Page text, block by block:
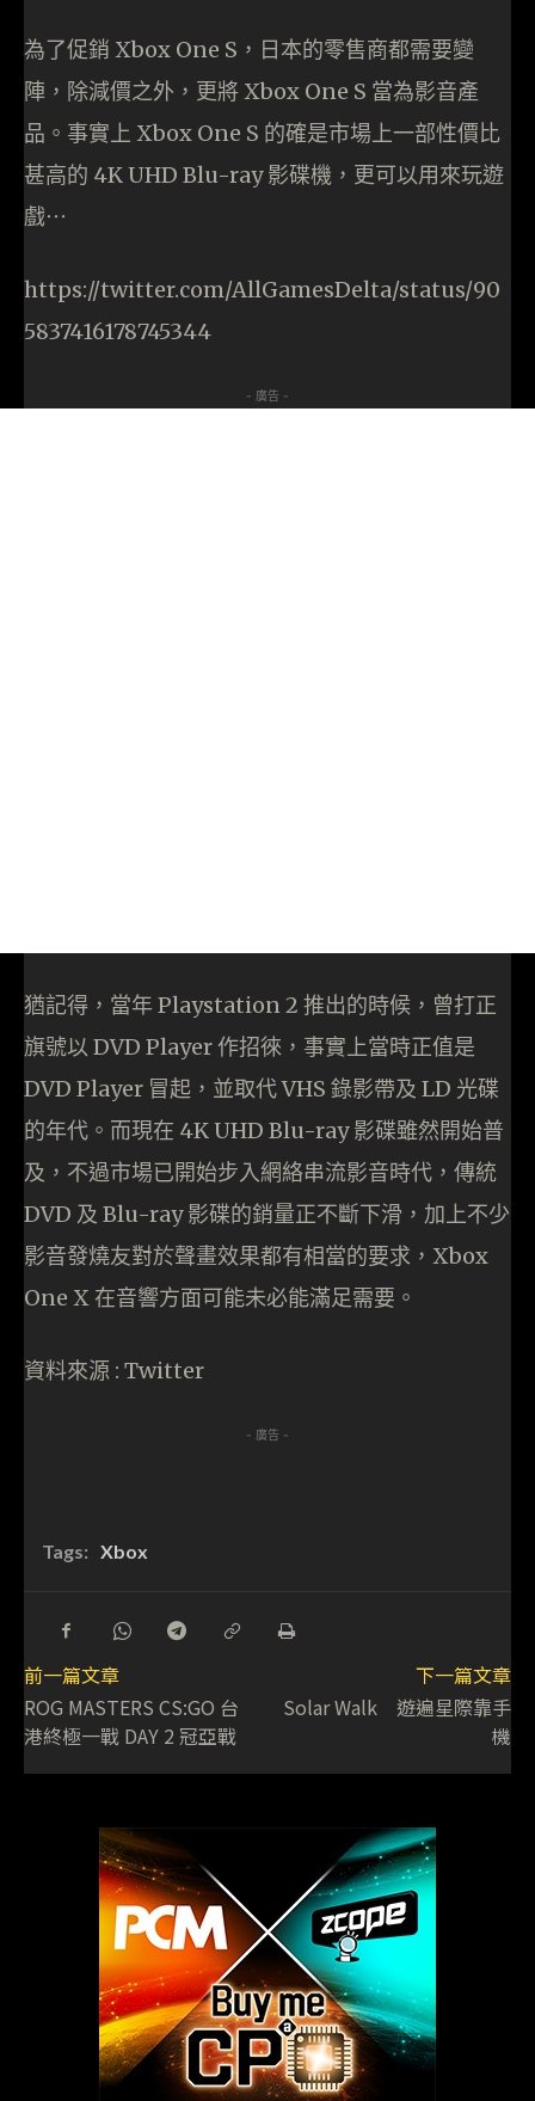
為了促銷 Xbox One S，日本的零售商都需要變
陣，除減價之外，更將 Xbox One S 當為影音產
品。事實上 Xbox One S 的確是市場上一部性價比
甚高的 4K UHD Blu-ray 影碟機，更可以用來玩遊
戲⋯
https://twitter.com/AllGamesDelta/status/90
5837416178745344
- 廣告 -
猶記得，當年 Playstation 2 推出的時候，曾打正
旗號以 DVD Player 作招徠，事實上當時正值是
DVD Player 冒起，並取代 VHS 錄影帶及 LD 光碟
的年代。而現在 4K UHD Blu-ray 影碟雖然開始普
及，不過市場已開始步入網絡串流影音時代，傳統
DVD 及 Blu-ray 影碟的銷量正不斷下滑，加上不少
影音發燒友對於聲畫效果都有相當的要求，Xbox
One X 在音響方面可能未必能滿足需要。
資料來源 : Twitter
- 廣告 -
Tags: Xbox
前一篇文章
ROG MASTERS CS:GO 台
港終極一戰 DAY 2 冠亞戰
下一篇文章
Solar Walk 遊遍星際靠手
機